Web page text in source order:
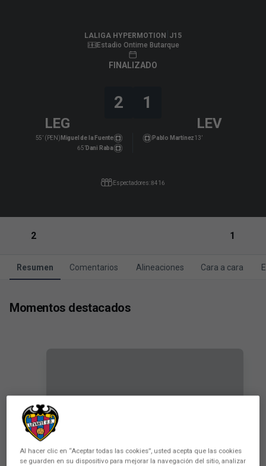
LALIGA HYPERMOTION J15
Estadio Ontime Butarque
FINALIZADO
LEG
2 1
LEV
55’ (PEN) Miguel de la Fuente
65’Dani Raba
13’
Pablo Martínez
Espectadores: 8416
2 1
Resumen Comentarios Alineaciones Cara a cara
Momentos destacados
Al hacer clic en “Aceptar todas las cookies”, usted acepta que las cookies
se guarden en su dispositivo para mejorar la navegación del sitio, analizar